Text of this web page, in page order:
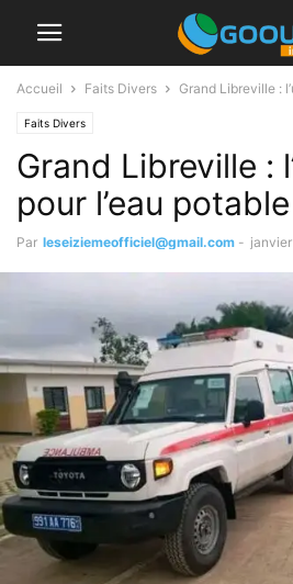
Accueil Faits Divers Grand Libreville :
Faits Divers
Grand Libreville :
pour l’eau potable
Par leseiziemeofficiel@gmail.com -